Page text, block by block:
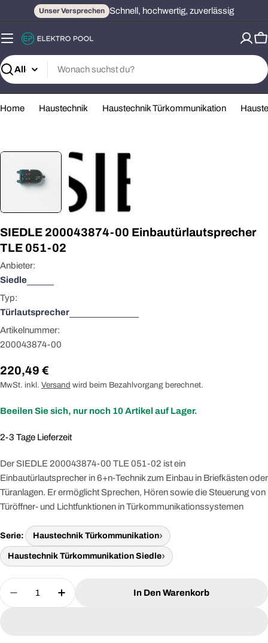
Inhalt
springen
Unser Versprechen Schnell, hochwertig, zuverlässig
Suchen
Home Haustechnik Haustechnik Türkommunikation
Sie das Medium 0 im Modalformat
SIEDLE 200043874-00 Einbautürlautsprecher
TLE 051-02
Anbieter:
Siedle
Typ:
Türlautsprecher
Artikelnummer:
200043874-00
Regulärer
Preis
220,49 €
MwSt. inkl. Versand wird beim Bezahlvorgang berechnet.
Beeilen Sie sich, nur noch 10Artikel auf Lager.
2-3 Tage Lieferzeit
Der SIEDLE 200043874-00 TLE 051-02 ist ein
Einbautürlautsprecher in 6+n-Technik zum Einbau in Briefkästen oder
Türanlagen. Er ermöglicht Sprechen, Hören sowie die Steuerung von
Türöffner- und Lichtfunktionen in Türkommunikationssystemen
Serie: Haustechnik Türkommunikation
Haustechnik Türkommunikation Siedle
Menge
Menge Für SIEDLE 200043874-00
Menge Für SIEDLE 200043874-00
In Den Warenkorb